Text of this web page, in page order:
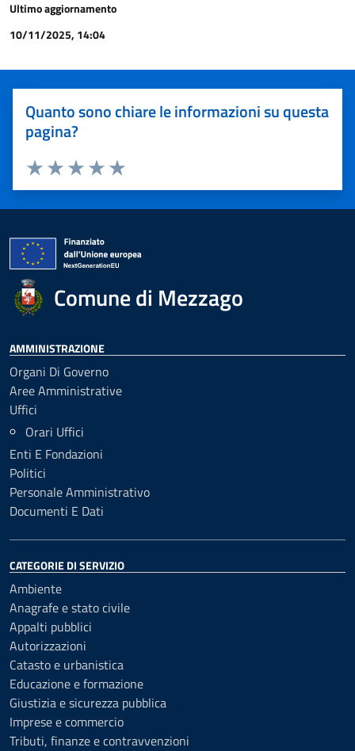
Ultimo aggiornamento
10/11/2025, 14:04
Quanto sono chiare le informazioni su questa
pagina?
Valuta 5 stelle su 5
Valuta 4 stelle su 5
Valuta 3 stelle su 5
Valuta 2 stelle su 5
Valuta 1 stelle su 5
Comune di Mezzago
AMMINISTRAZIONE
Organi Di Governo
Aree Amministrative
Uffici
Orari Uffici
Enti E Fondazioni
Politici
Personale Amministrativo
Documenti E Dati
CATEGORIE DI SERVIZIO
Ambiente
Anagrafe e stato civile
Appalti pubblici
Autorizzazioni
Catasto e urbanistica
Educazione e formazione
Giustizia e sicurezza pubblica
Imprese e commercio
Tributi, finanze e contravvenzioni